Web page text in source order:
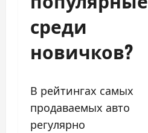
среди
новичков?
В рейтингах самых
продаваемых авто
регулярно